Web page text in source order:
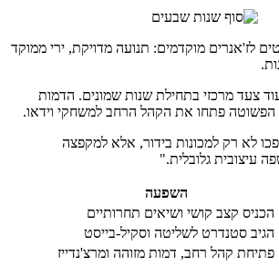
לז'אנרים מוקדמים: תנועה מדויקת, ירי ממוקד
צעד מרכזי בתחילת שנות שמונים. הדמות
הפשוטה פתחו את הקהל הרחב למשחקי וידאו.
לא רק למכונות בידור, אלא למקפצה
עיצובית גלובלית."
השפעה
הכניס קצב קושי ושיאים תחרותיים
הגיב סטנדרט לשליטה וסקיל-בייסט
פתיחת קהל רחב, דמות מזוהה ומרצ'נדייז